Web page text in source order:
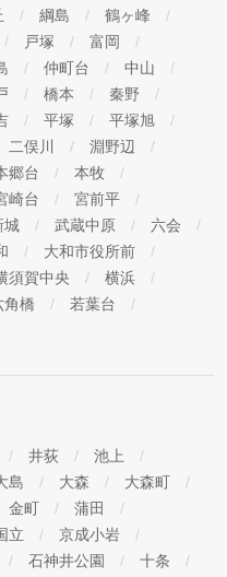
綱島
鶴ヶ峰
戸塚
富岡
仲町台
中山
橋本
秦野
平塚
平塚旭
二俣川
淵野辺
郷台
本牧
崎台
宮前平
城 武蔵中原
六会
大和市役所前
須賀中央
横浜
角橋
若葉台
井荻
池上
島 大森
大森町
金町
蒲田
立
京成小岩
石神井公園
十条